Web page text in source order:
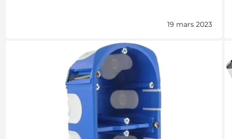
19 mars 2023